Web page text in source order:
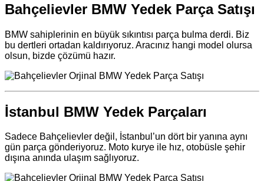
Bahçelievler BMW Yedek Parça Satışı
BMW sahiplerinin en büyük sıkıntısı parça bulma derdi. Biz
bu dertleri ortadan kaldırıyoruz. Aracınız hangi model olursa
olsun, bizde çözümü hazır.
İstanbul BMW Yedek Parçaları
Sadece Bahçelievler değil, İstanbul’un dört bir yanına aynı
gün parça gönderiyoruz. Moto kurye ile hız, otobüsle şehir
dışına anında ulaşım sağlıyoruz.